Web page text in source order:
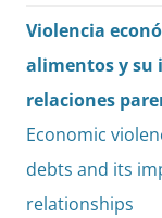
Violencia
alimentos y su
relaciones
Economic
debts and its
relationships